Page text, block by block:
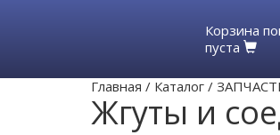
Корзина
пуста
Главная / Каталог /
Жгуты и